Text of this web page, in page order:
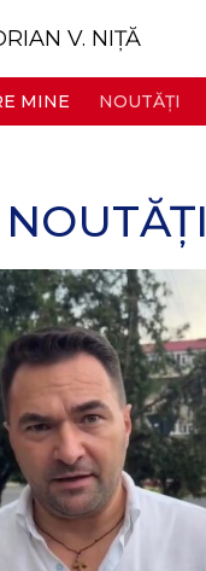
V. NIȚĂ
MINE NOUTĂȚI
NOUTĂȚI